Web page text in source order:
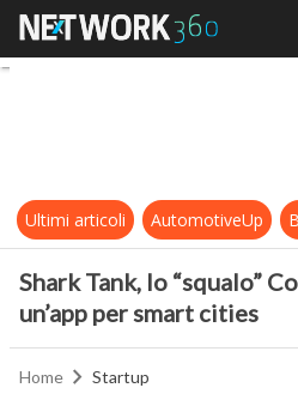
Shark
Ultimi articoli AutomotiveUp
Shark Tank, lo “squalo”
un’app per smart cities
Home Startup